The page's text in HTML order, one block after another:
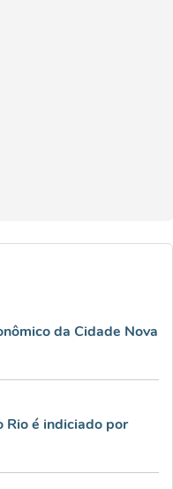
da Cidade Nova
Rio é indiciado por